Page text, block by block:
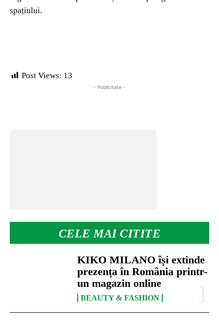
CELE MAI CITITE
KIKO MILANO își extinde
prezența în România printr-
un magazin online
BEAUTY & FASHION
spațiului.
Post Views: 13
- Publicitate -